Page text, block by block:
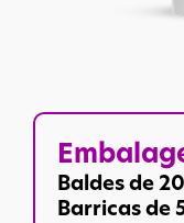
Baldes de
Barricas de